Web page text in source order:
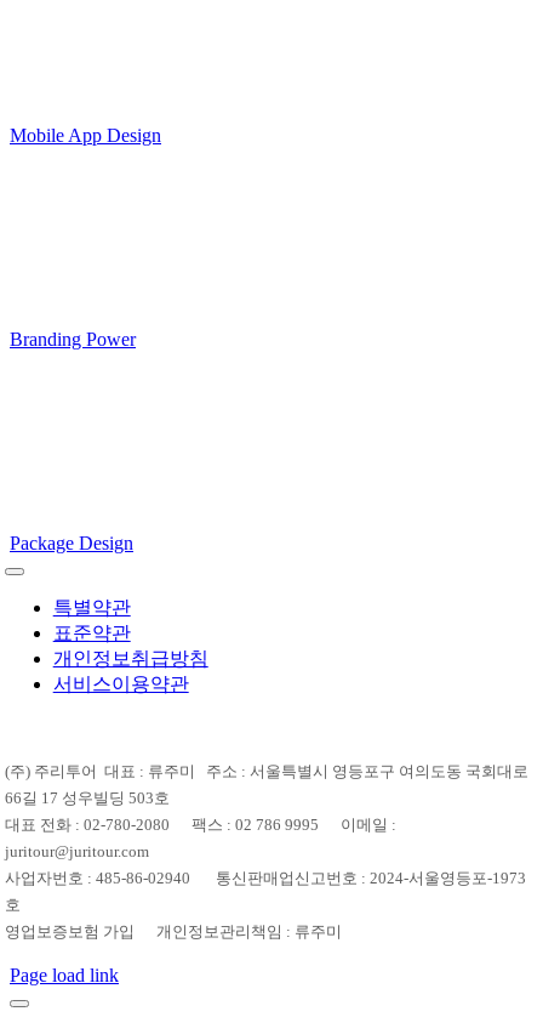
Mobile App Design
Branding Power
Package Design
특별약관
표준약관
개인정보취급방침
서비스이용약관
(주) 주리투어 대표 : 류주미 주소 : 서울특별시 영등포구 여의도동 국회대로
66길 17 성우빌딩 503호
대표 전화 : 02-780-2080 팩스 : 02 786 9995 이메일 :
juritour@juritour.com
사업자번호 : 485-86-02940 통신판매업신고번호 : 2024-서울영등포-1973
호
영업보증보험 가입 개인정보관리책임 : 류주미
Page load link